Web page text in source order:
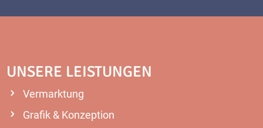
UNSERE LEISTUNGEN
Vermarktung
Grafik & Konzeption